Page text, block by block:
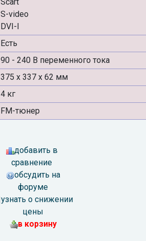
S-video
DVI-I
Есть
90 - 240 В переменного тока
375 х 337 х 62 мм
4 кг
FM-тюнер
добавить в
сравнение
обсудить на
форуме
узнать о снижении
цены
в корзину